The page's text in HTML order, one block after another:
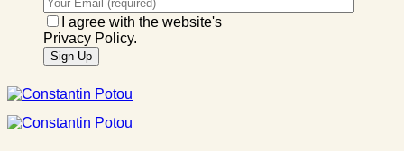
I agree with the website's
Privacy Policy.